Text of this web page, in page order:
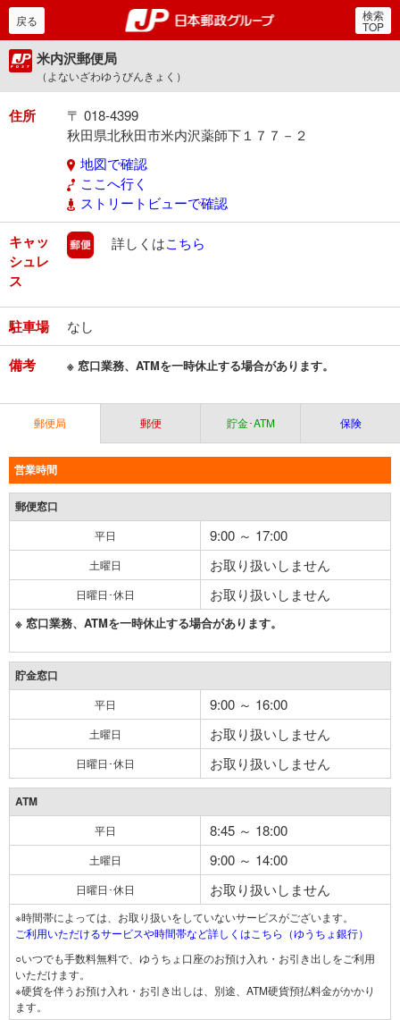
郵便局・日本郵政グルー
戻る 検索
TOP
米内沢郵便局
（よないざわゆうびんきょく）
住所
〒 018-4399
秋田県北秋田市米内沢薬師下１７７－２
地図で確認
ここへ行く
ストリートビューで確認
キャッ
シュレ
ス
郵便
詳しくはこちら
駐車場 なし
備考 ※ 窓口業務、ATMを一時休止する場合があります。
郵便局 郵便 貯金･ATM 保険
営業時間
郵便窓口
平日 9:00 ～ 17:00
土曜日 お取り扱いしません
日曜日･休日 お取り扱いしません
※ 窓口業務、ATMを一時休止する場合があります。
貯金窓口
平日 9:00 ～ 16:00
土曜日 お取り扱いしません
日曜日･休日 お取り扱いしません
ATM
平日 8:45 ～ 18:00
土曜日 9:00 ～ 14:00
日曜日･休日 お取り扱いしません
※時間帯によっては、お取り扱いをしていないサービスがございます。
ご利用いただけるサービスや時間帯など詳しくはこちら（ゆうちょ銀行）
○いつでも手数料無料で、ゆうちょ口座のお預け入れ・お引き出しをご利用
いただけます。
※硬貨を伴うお預け入れ・お引き出しは、別途、ATM硬貨預払料金がかかり
ます。